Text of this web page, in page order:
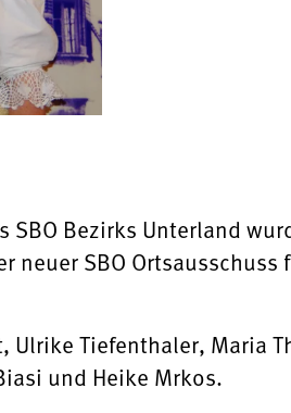
Bezirks Unterland
neuer SBO
Tiefenthaler, Maria
und Heike Mrkos.